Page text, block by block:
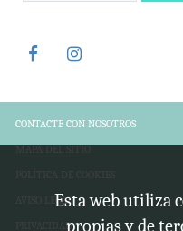
CONTACTE CON NOSOTROS
MAPA DEL SITIO
POLÍTICA DE COOKIES
AVISO LEGAL
PRIVACIDAD
Esta web utiliza
propias y de